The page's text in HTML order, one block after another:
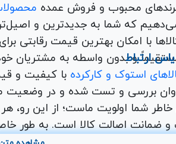
برندهای محبوب و فروش عمده
که شما به جدیدترین و
توزیع کننده اصلی این کالاها با
و بدون واسطه به مشتریانارتباط
استوک و کارکرده با کیفیت و
بررسی و تست شده و در وضعیت
شما اولویت ماست؛ از این رو، هر